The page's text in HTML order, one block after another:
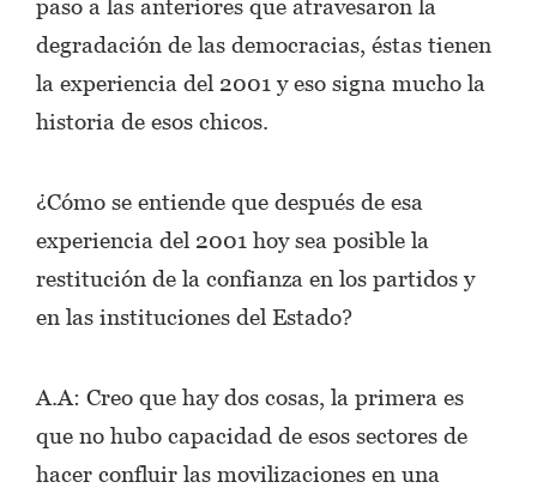
degradación de las democracias, éstas tienen
la experiencia del 2001 y eso signa mucho la
historia de esos chicos.
¿Cómo se entiende que después de esa
experiencia del 2001 hoy sea posible la
restitución de la confianza en los partidos y
en las instituciones del Estado?
A.A: Creo que hay dos cosas, la primera es
que no hubo capacidad de esos sectores de
hacer confluir las movilizaciones en una